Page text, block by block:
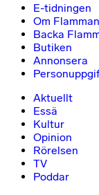
E-tidningen
Om Flamman
Backa
Butiken
Annonsera
Aktuellt
Essä
Kultur
Opinion
Rörelsen
TV
Poddar